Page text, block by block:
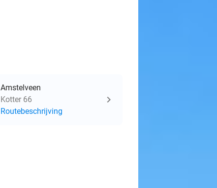
Amstelveen
Kotter 66
Routebeschrijving